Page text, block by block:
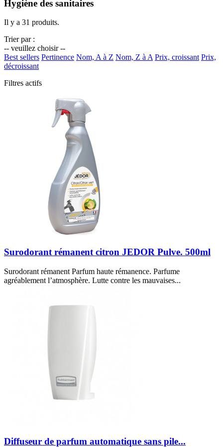
Hygiène des sanitaires
Il y a 31 produits.
Trier par :
-- veuillez choisir --
Best sellers Pertinence Nom, A à Z Nom, Z à A Prix, croissant Prix,
décroissant
Filtres actifs
Surodorant rémanent citron JEDOR Pulve. 500ml
Surodorant rémanent Parfum haute rémanence. Parfume
agréablement l’atmosphère. Lutte contre les mauvaises...
Diffuseur de parfum automatique sans pile...